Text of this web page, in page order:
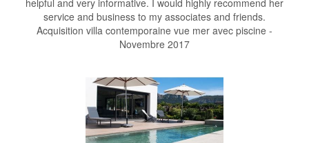
service and business to my associates and friends.
Acquisition villa contemporaine vue mer avec piscine -
Novembre 2017